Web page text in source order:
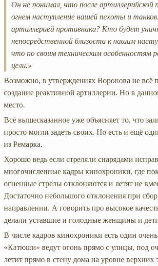
Он не понимал, что после
огнем наступление нашей пехоты и
артиллерией противника? Кто будет
непосредственной близости к нашим
что по своим техническим особенностям
цели.»
Возможно, в утверждениях Воронова не всё
создание реактивной артиллерии. Но в
место.
Всё вышесказанное уже объясняет то, что
просто могли задеть своих. Но есть и ещё
из Ремарка.
Хорошо ведь если стреляли снарядами
многочисленные кадры кинохроники, где
огненные стрелы отклоняются и летят не
Достаточно небольшого отклонения при
направлении. А говорить про высокое
делали уставшие и голодные женщины и
В числе кадров кинохроники есть один
«Катюши» ведут огонь прямо с улицы, под
летит прямо в стену дома на уровне